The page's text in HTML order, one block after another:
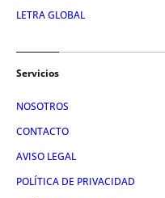
LETRA GLOBAL
Servicios
NOSOTROS
CONTACTO
AVISO LEGAL
POLÍTICA DE PRIVACIDAD